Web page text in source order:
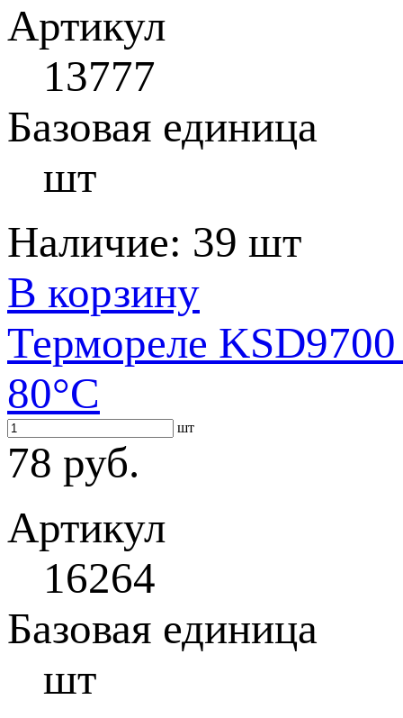
Артикул
13777
Базовая единица
шт
Наличие: 39 шт
В корзину
Термореле
80°С
шт
78 руб.
Артикул
16264
Базовая единица
шт